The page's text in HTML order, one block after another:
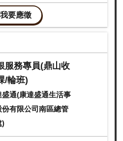
我要應徵
服務專員(鼎山收
/輪班)
盛通(康達盛通生活事
份有限公司南區總管
)